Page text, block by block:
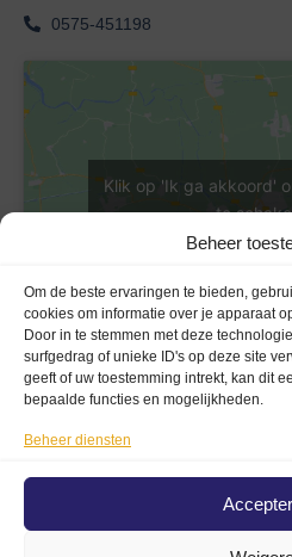
Beheer
Om de beste ervaringen te bieden,
cookies om informatie over je apparaat
Door in te stemmen met deze
surfgedrag of unieke ID's op deze site
geeft of uw toestemming intrekt, kan dit
bepaalde functies en mogelijkheden.
Beheer diensten
0575-451198
Klik op 'Ik ga akkoord'
te
Ik ga
Disclaimer